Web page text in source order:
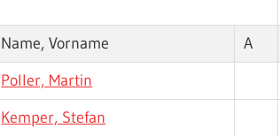
Name, Vorname A
Poller, Martin
Kemper, Stefan